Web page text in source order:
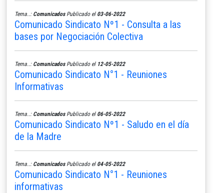
Tema..: ComunicadosPublicado el 03-06-2022
Comunicado Sindicato Nº1 - Consulta a las
bases por Negociación Colectiva
Tema..: ComunicadosPublicado el 12-05-2022
Comunicado Sindicato N°1 - Reuniones
Informativas
Tema..: ComunicadosPublicado el 06-05-2022
Comunicado Sindicato Nº1 - Saludo en el día
de la Madre
Tema..: ComunicadosPublicado el 04-05-2022
Comunicado Sindicato N°1 - Reuniones
informativas